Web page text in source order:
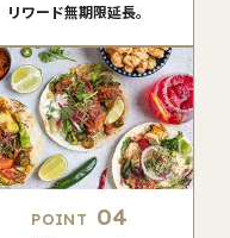
リワード無期限延長。
POINT 04